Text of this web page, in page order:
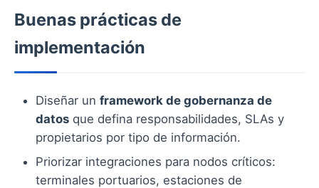
Buenas prácticas de
implementación
Diseñar un framework de gobernanza de
datos que defina responsabilidades, SLAs y
propietarios por tipo de información.
Priorizar integraciones para nodos críticos:
terminales portuarios, estaciones de